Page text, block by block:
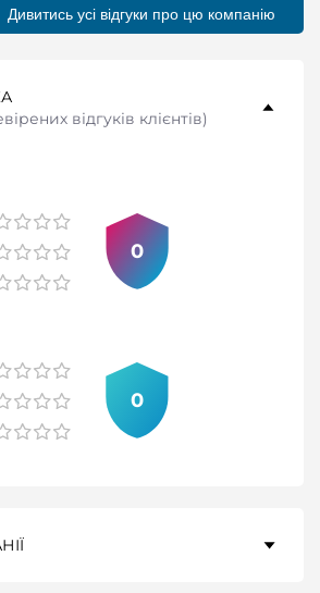
Дивитись усі відгуки про цю компанію
відгуків клієнтів)
0
0